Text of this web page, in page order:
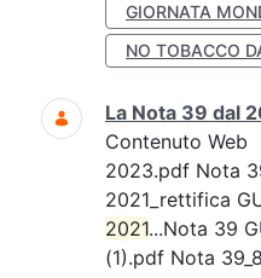
GIORNATA
NO TOBACCO
La Nota 39 dal
Contenuto Web
2023.pdf Nota
2021_rettifica
2021...Nota 39
(1).pdf Nota 39_8